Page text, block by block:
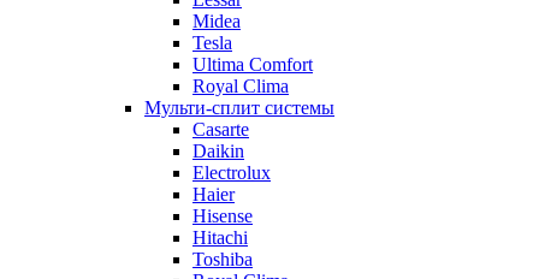
Midea
Tesla
Ultima Comfort
Royal Clima
Мульти-сплит системы
Casarte
Daikin
Electrolux
Haier
Hisense
Hitachi
Toshiba